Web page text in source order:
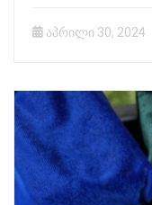
აპრილი 30, 2024